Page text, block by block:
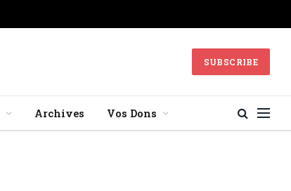
SUBSCRIBE
Archives Vos Dons